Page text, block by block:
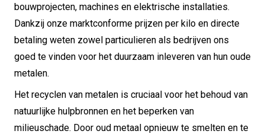
bouwprojecten, machines en elektrische installaties.
Dankzij onze marktconforme prijzen per kilo en directe
betaling weten zowel particulieren als bedrijven ons
goed te vinden voor het duurzaam inleveren van hun oude
metalen.
Het recyclen van metalen is cruciaal voor het behoud van
natuurlijke hulpbronnen en het beperken van
milieuschade. Door oud metaal opnieuw te smelten en te